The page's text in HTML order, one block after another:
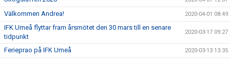
Välkommen Andrea! 2020-04-01 08:49
IFK Umeå flyttar fram årsmötet den 30 mars till en senare
tidpunkt
2020-03-17 09:27
Ferieprao på IFK Umeå 2020-03-13 13:35